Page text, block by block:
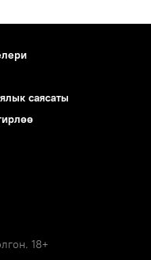
саясаты
18+